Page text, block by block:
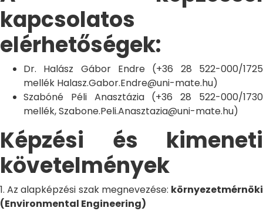
kapcsolatos
elérhetőségek:
Dr. Halász Gábor Endre (+36 28 522-000/1725
mellék Halasz.Gabor.Endre@uni-mate.hu)
Szabóné Péli Anasztázia (+36 28 522-000/1730
mellék, Szabone.Peli.Anasztazia@uni-mate.hu)
Képzési és kimeneti
követelmények
1. Az alapképzési szak megnevezése: környezetmérnöki
(Environmental Engineering)